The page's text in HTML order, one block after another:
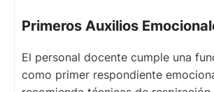
Primeros Auxilios
El personal docente cumple una
como primer respondiente